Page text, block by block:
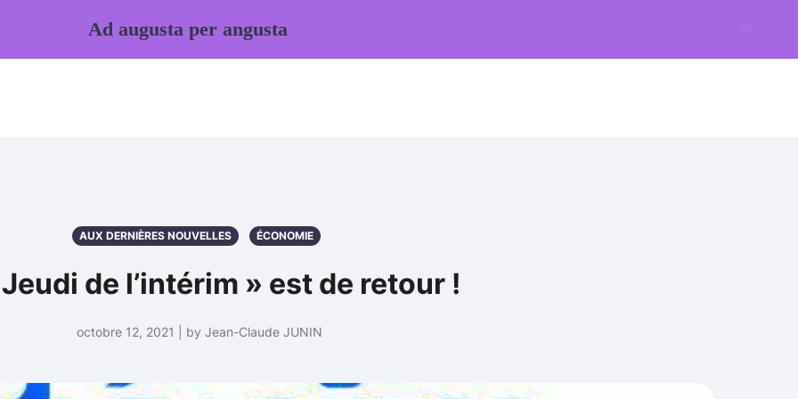
AUX DERNIÈRES NOUVELLES ÉCONOMIE
de l’intérim » est de retour !
octobre 12, 2021 | by Jean-Claude JUNIN
Ad augusta per angusta